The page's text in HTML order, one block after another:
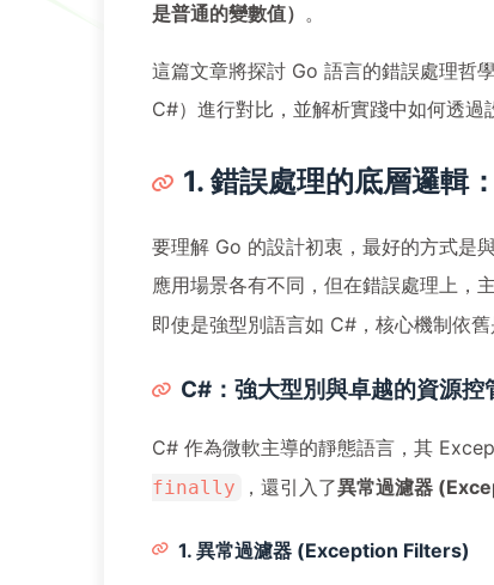
是普通的變數值） 。
這篇文章將探討 Go 語言的錯誤處理哲
C#）進行對比，並解析實踐中如何透
1. 錯誤處理的底層邏輯
要理解 Go 的設計初衷，最好的方式
應用場景各有不同，但在錯誤處理上，
即使是強型別語言如 C#，核心機制依
C#：強大型別與卓越的資源控
C# 作為微軟主導的靜態語言，其
finally
，還引入了異常過濾器
1. 異常過濾器 (Exception Filters)